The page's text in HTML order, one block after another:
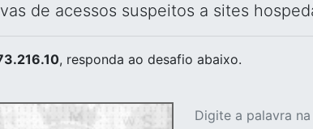
de acessos suspeitos a sites
, responda ao desafio abaixo.
Digite a palavra